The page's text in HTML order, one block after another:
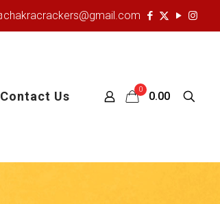
chakracrackers@gmail.com
Contact Us 0
₹0.00